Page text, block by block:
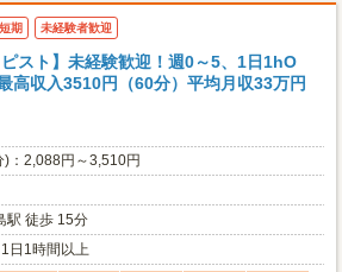
短期 未経験者歓迎
ピスト】未経験歓迎！週0～5、1日1hO
高収入3510円（60分）平均月収33万円
)：2,088円～3,510円
駅 徒歩 15分
日1時間以上